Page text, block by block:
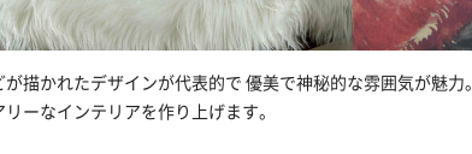
描かれたデザインが代表的で 優美で神秘的な雰囲気が魅力。
ーなインテリアを作り上げます。